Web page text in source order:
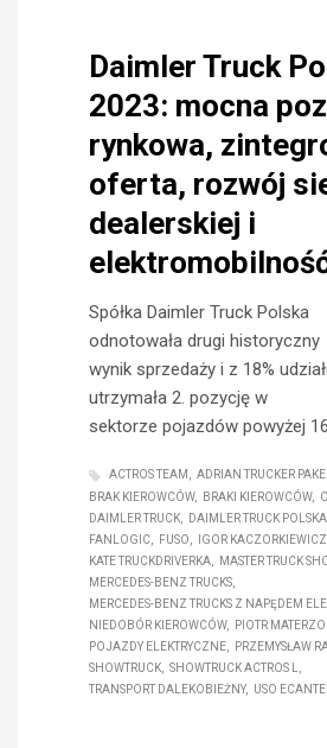
Daimler Truck
2023: mocna
rynkowa,
oferta, rozwój
dealerskiej i
Spółka Daimler Truck Polska
odnotowała drugi historyczny
wynik sprzedaży i z 18%
utrzymała 2. pozycję w
sektorze pojazdów powyżej
ACTROS TEAM ADRIAN TRUCKER
BRAK KIEROWCÓW
BRAKI KIEROWCÓW
DAIMLER TRUCK
DAIMLER TRUCK POLSKA
FANLOGIC
FUSO IGOR KACZORKIEWICZ
KATE TRUCKDRIVERKA
MASTER TRUCK
MERCEDES-BENZ TRUCKS
MERCEDES-BENZ TRUCKS Z NAPĘDEM
NIEDOBÓR KIEROWCÓW
PIOTR
POJAZDY ELEKTRYCZNE
PRZEMYSŁAW
SHOWTRUCK
SHOWTRUCK ACTROS L
TRANSPORT DALEKOBIEŻNY
USO